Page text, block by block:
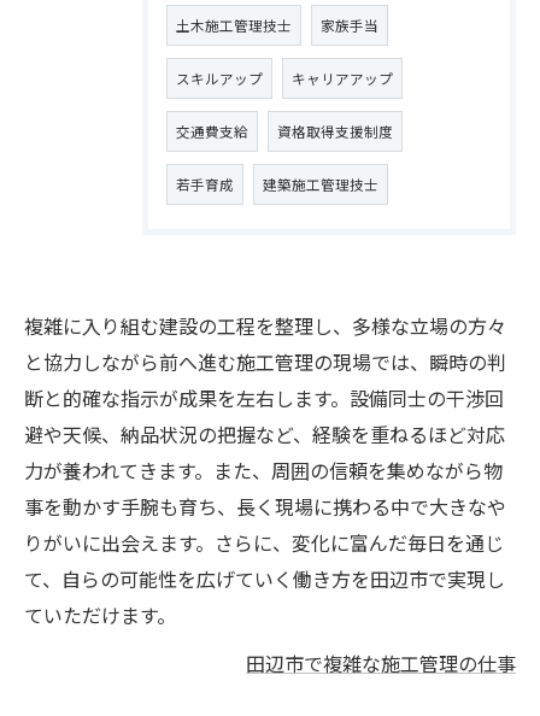
土木施工管理技士 家族手当
スキルアップ キャリアアップ
交通費支給 資格取得支援制度
若手育成 建築施工管理技士
複雑に入り組む建設の工程を整理し、多様な立場の方々
と協力しながら前へ進む施工管理の現場では、瞬時の判
断と的確な指示が成果を左右します。設備同士の干渉回
避や天候、納品状況の把握など、経験を重ねるほど対応
力が養われてきます。また、周囲の信頼を集めながら物
事を動かす手腕も育ち、長く現場に携わる中で大きなや
りがいに出会えます。さらに、変化に富んだ毎日を通じ
て、自らの可能性を広げていく働き方を田辺市で実現し
ていただけます。
田辺市で複雑な施工管理の仕事